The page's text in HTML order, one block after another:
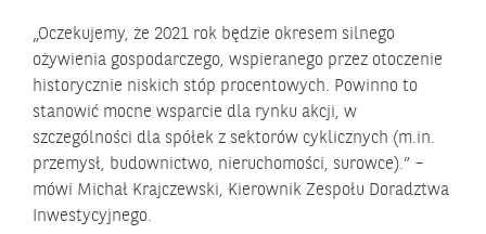
„Oczekujemy, że 2021 rok będzie okresem silnego
ożywienia gospodarczego, wspieranego przez otoczenie
historycznie niskich stóp procentowych. Powinno to
stanowić mocne wsparcie dla rynku akcji, w
szczególności dla spółek z sektorów cyklicznych (m.in.
przemysł, budownictwo, nieruchomości, surowce).” –
mówi Michał Krajczewski, Kierownik Zespołu Doradztwa
Inwestycyjnego.